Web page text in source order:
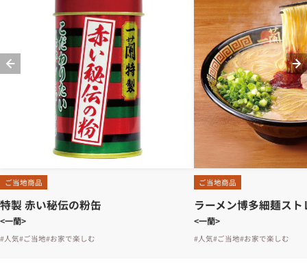
ご当地商品
特製 赤い秘伝の粉缶
<一蘭>
#人気#ご当地#お家で楽しむ
ご当地商品
ラーメン博多細麺スト
<一蘭>
#人気#ご当地#お家で楽しむ